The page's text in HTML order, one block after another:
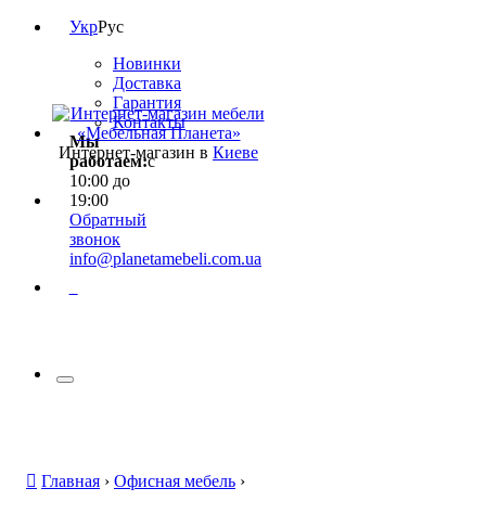
УкрРус
Новинки
Доставка
Гарантия
Контакты
Мы
работаем:с
10:00 до
19:00
Обратный
звонок
info@planetamebeli.com.ua
Интернет-магазин в Киеве
Главная › Офисная мебель ›